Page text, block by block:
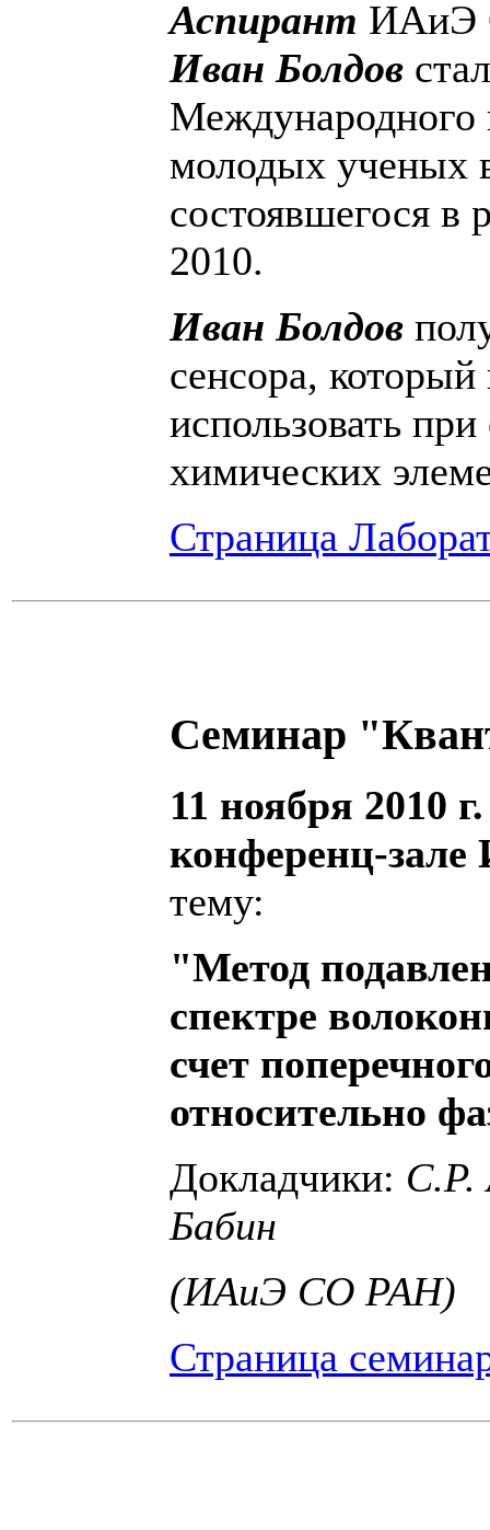
Аспирант ИАиЭ
Иван Болдов
Международного
молодых ученых
состоявшегося в
2010.
Иван Болдов
сенсора,
использовать
химических
Страница
Семинар
11 ноября 2010
конференц-
тему:
"Метод
спектре
счет
относительно
Докладчики: С.Р.
Бабин
(ИАиЭ СО РАН)
Страница